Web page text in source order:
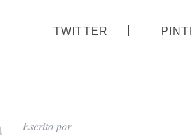
TWITTER
Escrito por